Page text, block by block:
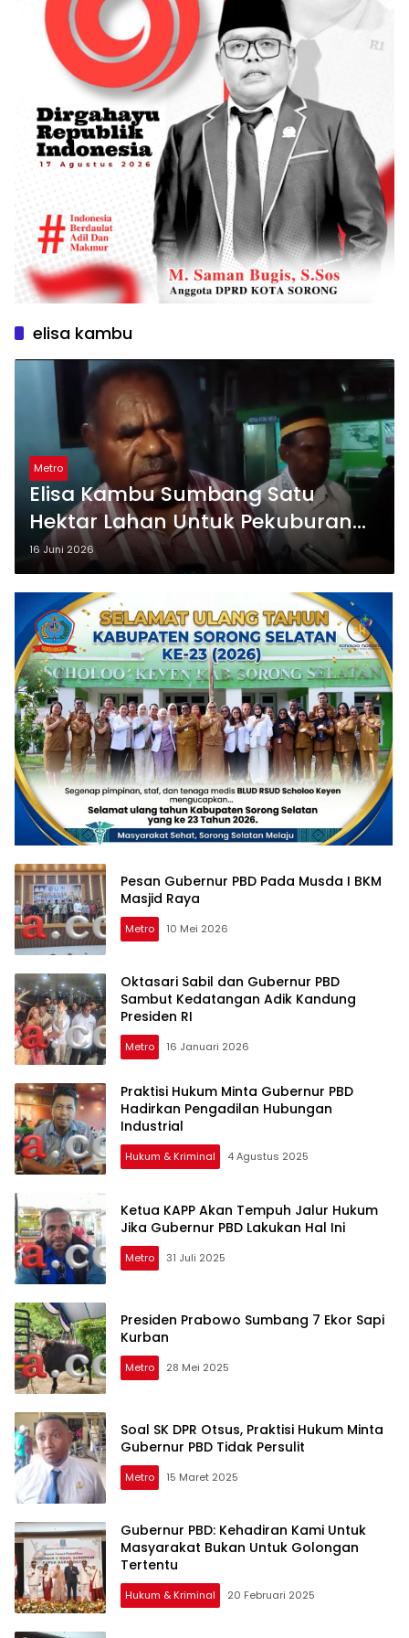
elisa kambu
Metro
Elisa Kambu Sumbang Satu
Hektar Lahan Untuk Pekuburan
Muslim
16 Juni 2026
Pesan Gubernur PBD Pada Musda I BKM
Masjid Raya
Metro 10 Mei 2026
Oktasari Sabil dan Gubernur PBD
Sambut Kedatangan Adik Kandung
Presiden RI
Metro 16 Januari 2026
Praktisi Hukum Minta Gubernur PBD
Hadirkan Pengadilan Hubungan
Industrial
Hukum & Kriminal 4 Agustus 2025
Ketua KAPP Akan Tempuh Jalur Hukum
Jika Gubernur PBD Lakukan Hal Ini
Metro 31 Juli 2025
Presiden Prabowo Sumbang 7 Ekor Sapi
Kurban
Metro 28 Mei 2025
Soal SK DPR Otsus, Praktisi Hukum Minta
Gubernur PBD Tidak Persulit
Metro 15 Maret 2025
Gubernur PBD: Kehadiran Kami Untuk
Masyarakat Bukan Untuk Golongan
Tertentu
Hukum & Kriminal 20 Februari 2025